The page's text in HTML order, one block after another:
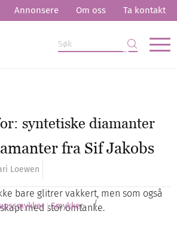
Annonsere Om oss Ta kontakt
syntetiske diamanter
fra Sif Jakobs
Loewen
bare glitrer vakkert, men som også
med stor omtanke.
Smykker /